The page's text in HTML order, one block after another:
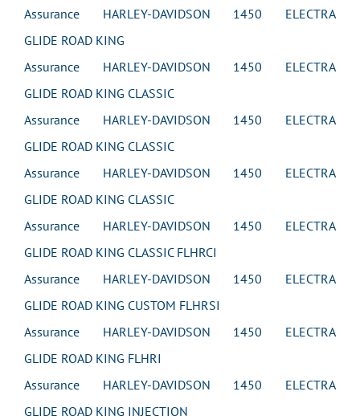
Assurance HARLEY-DAVIDSON 1450 ELECTRA
GLIDE ROAD KING
Assurance HARLEY-DAVIDSON 1450 ELECTRA
GLIDE ROAD KING CLASSIC
Assurance HARLEY-DAVIDSON 1450 ELECTRA
GLIDE ROAD KING CLASSIC
Assurance HARLEY-DAVIDSON 1450 ELECTRA
GLIDE ROAD KING CLASSIC
Assurance HARLEY-DAVIDSON 1450 ELECTRA
GLIDE ROAD KING CLASSIC FLHRCI
Assurance HARLEY-DAVIDSON 1450 ELECTRA
GLIDE ROAD KING CUSTOM FLHRSI
Assurance HARLEY-DAVIDSON 1450 ELECTRA
GLIDE ROAD KING FLHRI
Assurance HARLEY-DAVIDSON 1450 ELECTRA
GLIDE ROAD KING INJECTION